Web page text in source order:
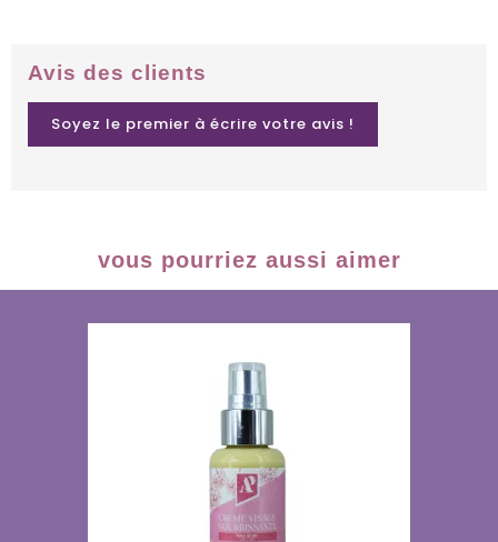
Avis des clients
Soyez le premier à écrire votre avis !
vous pourriez aussi aimer